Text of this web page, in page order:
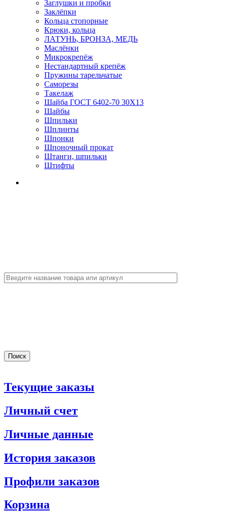
Заглушки и пробки
Заклёпки
Кольца стопорные
Крюки, кольца
ЛАТУНЬ, БРОНЗА, МЕДЬ
Маслёнки
Микрокрепёж
Нестандартный крепёж
Пружины тарельчатые
Саморезы
Такелаж
Шайба ГОСТ 6402-70 30Х13
Шайбы
Шпильки
Шплинты
Шпонки
Шпоночный прокат
Штанги, шпильки
Штифты
Текущие заказы
Личный счет
Личные данные
История заказов
Профили заказов
Корзина